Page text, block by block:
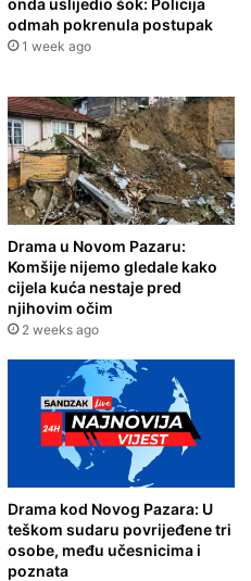
odmah pokrenula postupak
1 week ago
Drama u Novom Pazaru:
Komšije nijemo gledale kako
cijela kuća nestaje pred
njihovim očim
2 weeks ago
Drama kod Novog Pazara: U
teškom sudaru povrijeđene tri
osobe, među učesnicima i
poznata